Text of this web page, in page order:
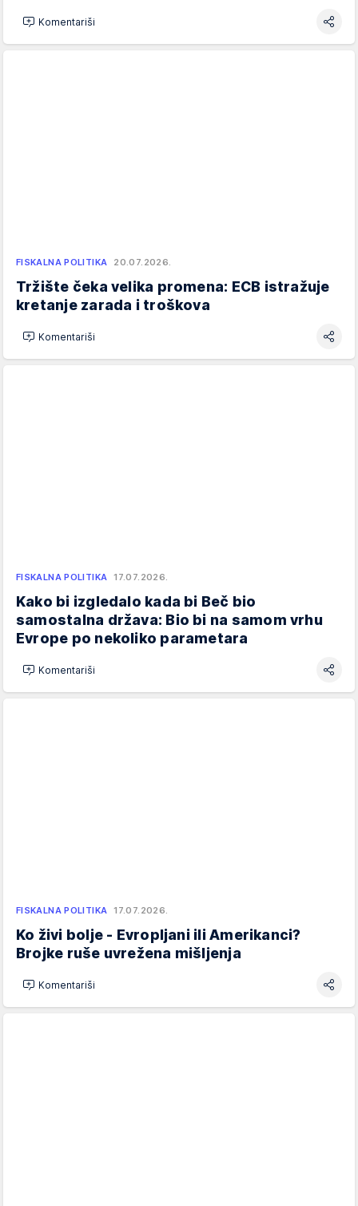
Komentariši
FISKALNA POLITIKA 20.07.2026.
Tržište čeka velika promena: ECB istražuje
kretanje zarada i troškova
Komentariši
FISKALNA POLITIKA 17.07.2026.
Kako bi izgledalo kada bi Beč bio
samostalna država: Bio bi na samom vrhu
Evrope po nekoliko parametara
Komentariši
FISKALNA POLITIKA 17.07.2026.
Ko živi bolje - Evropljani ili Amerikanci?
Brojke ruše uvrežena mišljenja
Komentariši